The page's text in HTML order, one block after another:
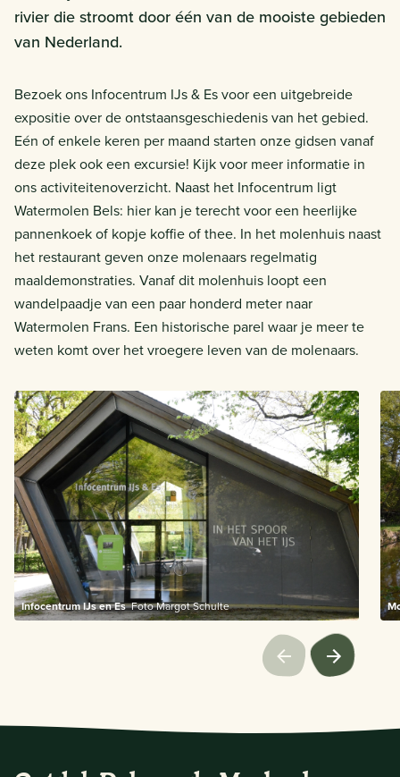
rivier die stroomt door één van de mooiste gebieden
van Nederland.
Bezoek ons Infocentrum IJs & Es voor een uitgebreide
expositie over de ontstaansgeschiedenis van het gebied.
Eén of enkele keren per maand starten onze gidsen vanaf
deze plek ook een excursie! Kijk voor meer informatie in
ons activiteitenoverzicht. Naast het Infocentrum ligt
Watermolen Bels: hier kan je terecht voor een heerlijke
pannenkoek of kopje koffie of thee. In het molenhuis naast
het restaurant geven onze molenaars regelmatig
maaldemonstraties. Vanaf dit molenhuis loopt een
wandelpaadje van een paar honderd meter naar
Watermolen Frans. Een historische parel waar je meer te
weten komt over het vroegere leven van de molenaars.
Infocentrum IJs en EsFoto Margot Schulte